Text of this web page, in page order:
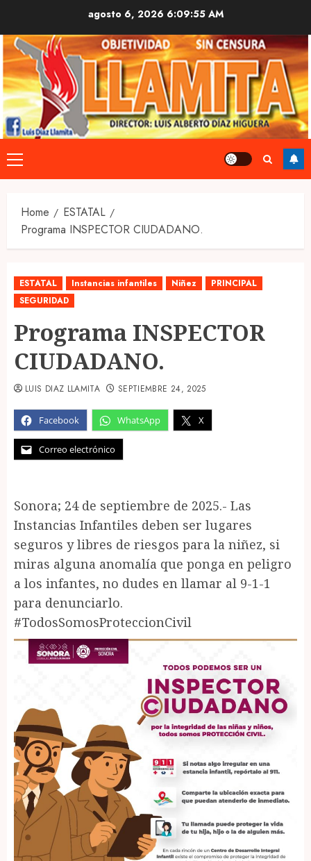
content
agosto 6, 2026 6:09:55 AM
Primary
Menu
Home
ESTATAL
Programa INSPECTOR CIUDADANO.
ESTATAL Instancias infantiles Niñez
PRINCIPAL
SEGURIDAD
Programa INSPECTOR
CIUDADANO.
Facebook WhatsApp X
Correo electrónico
LUIS DIAZ LLAMITA SEPTIEMBRE 24, 2025
Sonora; 24 de septiembre de 2025.- Las
Instancias Infantiles deben ser lugares
seguros y libres de riesgos para la niñez, si
miras alguna anomalía que ponga en peligro
a los infantes, no dudes en llamar al 9-1-1
para denunciarlo.
#TodosSomosProteccionCivil